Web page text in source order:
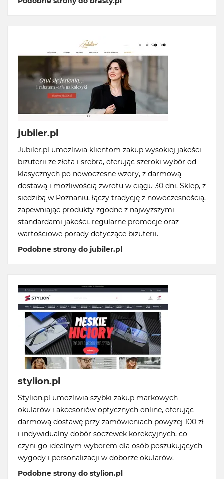
jubiler.pl
Jubiler.pl umożliwia klientom zakup wysokiej jakości
biżuterii ze złota i srebra, oferując szeroki wybór od
klasycznych po nowoczesne wzory, z darmową
dostawą i możliwością zwrotu w ciągu 30 dni. Sklep, z
siedzibą w Poznaniu, łączy tradycję z nowoczesnością,
zapewniając produkty zgodne z najwyższymi
standardami jakości, regularne promocje oraz
wartościowe porady dotyczące biżuterii.
Podobne strony do jubiler.pl
stylion.pl
Stylion.pl umożliwia szybki zakup markowych
okularów i akcesoriów optycznych online, oferując
darmową dostawę przy zamówieniach powyżej 100 zł
i indywidualny dobór soczewek korekcyjnych, co
czyni go idealnym wyborem dla osób poszukujących
wygody i personalizacji w doborze okularów.
Podobne strony do stylion.pl